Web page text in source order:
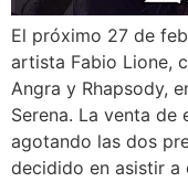
El próximo 27 de
artista Fabio Lione,
Angra y Rhapsody,
Serena. La venta
agotando las dos
decidido en asistir